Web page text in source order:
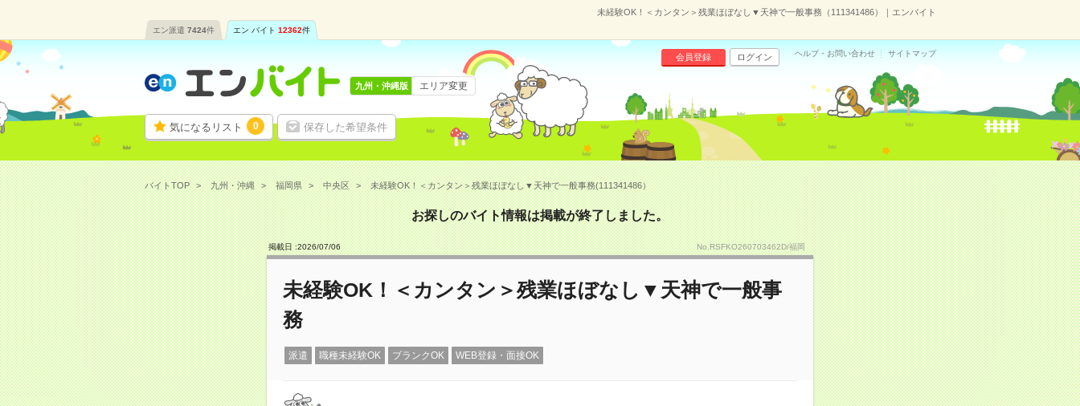
未経験OK！＜カンタン＞残業ほぼなし▼天神で一般事務（111341486）｜エンバイト
エン派遣 7424件 エン バイト 12362件
気になるリスト 0 保存した希望条件
会員登録 ログイン ヘルプ・お問い合わせ サイトマップ
九州・沖縄版 エリア変更
バイトTOP 九州・沖縄 福岡県 中央区 未経験OK！＜カンタン＞残業ほぼなし▼天神で一般事務(111341486）
お探しのバイト情報は掲載が終了しました。
掲載日 :2026/07/06 No.RSFKO260703462D/福岡
未経験OK！＜カンタン＞残業ほぼなし▼天神で一般事
務
派遣 職種未経験OK ブランクOK WEB登録・面接OK